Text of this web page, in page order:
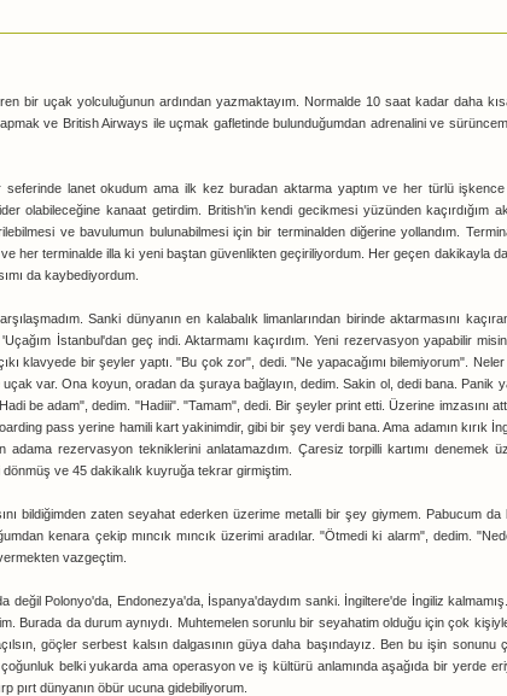
bir uçak yolculuğunun ardından yazmaktayım. Normalde 10 saat kadar daha
ve British Airways ile uçmak gafletinde bulunduğumdan adrenalini ve
lanet okudum ama ilk kez buradan aktarma yaptım ve her türlü işkence
olabileceğine kanaat getirdim. British'in kendi gecikmesi yüzünden kaçırdığım
ve bavulumun bulunabilmesi için bir terminalden diğerine yollandım.
her terminalde illa ki yeni baştan güvenlikten geçiriliyordum. Her geçen dakikayla
da kaybediyordum.
Sanki dünyanın en kalabalık limanlarından birinde aktarmasını
İstanbul'dan geç indi. Aktarmamı kaçırdım. Yeni rezervasyon yapabilir
klavyede bir şeyler yaptı. "Bu çok zor", dedi. "Ne yapacağımı bilemiyorum". Neler
var. Ona koyun, oradan da şuraya bağlayın, dedim. Sakin ol, dedi bana. Panik
be adam", dedim. "Hadiii". "Tamam", dedi. Bir şeyler print etti. Üzerine imzasını
pass yerine hamili kart yakinimdir, gibi bir şey verdi bana. Ama adamın kırık
rezervasyon tekniklerini anlatamazdım. Çaresiz torpilli kartımı denemek
ve 45 dakikalık kuyruğa tekrar girmiştim.
bildiğimden zaten seyahat ederken üzerime metalli bir şey giymem. Pabucum da
kenara çekip mıncık mıncık üzerimi aradılar. "Ötmedi ki alarm", dedim.
vazgeçtim.
değil Polonyo'da, Endonezya'da, İspanya'daydım sanki. İngiltere'de İngiliz
Burada da durum aynıydı. Muhtemelen sorunlu bir seyahatim olduğu için çok
göçler serbest kalsın dalgasının güya daha başındayız. Ben bu işin sonunu
belki yukarda ama operasyon ve iş kültürü anlamında aşağıda bir yerde
pırt dünyanın öbür ucuna gidebiliyorum.